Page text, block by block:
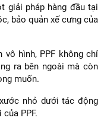
giải pháp hàng đầu tại
bảo quản xế cưng của
hình, PPF không chỉ
ra bên ngoài mà còn
muốn.
nhỏ dưới tác động
PPF.